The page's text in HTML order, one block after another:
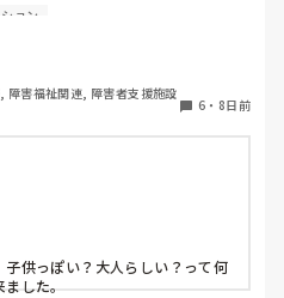
、なおかつ本人たちが楽しめ
ょうか？
ョン
障害福祉関連, 障害者支援施設
6 ・ 8日前
供っぽい？大人らしい？って何
ました。